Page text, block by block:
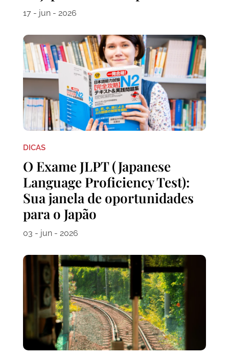
17 - jun - 2026
DICAS
O Exame JLPT (Japanese
Language Proficiency Test):
Sua janela de oportunidades
para o Japão
03 - jun - 2026